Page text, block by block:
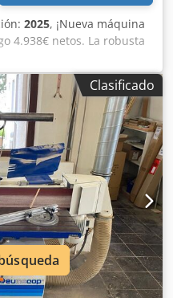
2025, ¡Nueva máquina
4.938€ netos. La robusta
que debe tener
un sólido grupo de lijado
garantiza el
mesa de trabajo
permite un uso
seguro. Parte superior de
integrado de 380 V,
equipada con una
y enchufe;
e interruptor principal
de la banda de
regulable en altura
de la banda:
banda de lijado está
contra polvo (GS)
Clasificado